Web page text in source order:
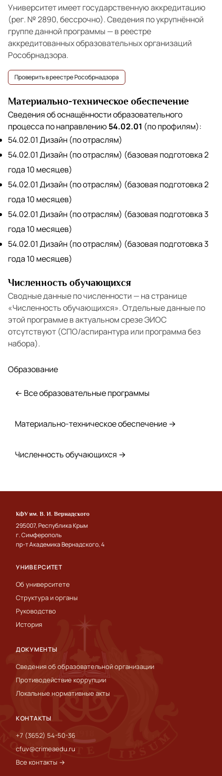
Университет имеет государственную аккредитацию
(рег. № 2890, бессрочно). Сведения по укрупнённой
группе данной программы — в реестре
аккредитованных образовательных организаций
Рособрнадзора.
Проверить в реестре Рособрнадзора
Материально-техническое обеспечение
Сведения об оснащённости образовательного
процесса по направлению 54.02.01 (по профилям):
54.02.01 Дизайн (по отраслям)
54.02.01 Дизайн (по отраслям) (базовая подготовка 2
года 10 месяцев)
54.02.01 Дизайн (по отраслям) (базовая подготовка 2
года 10 месяцев)
54.02.01 Дизайн (по отраслям) (базовая подготовка 3
года 10 месяцев)
54.02.01 Дизайн (по отраслям) (базовая подготовка 3
года 10 месяцев)
Численность обучающихся
Сводные данные по численности — на странице
«Численность обучающихся». Отдельные данные по
этой программе в актуальном срезе ЭИОС
отсутствуют (СПО/аспирантура или программа без
набора).
Образование
← Все образовательные программы
Материально-техническое обеспечение →
Численность обучающихся →
КФУ им. В. И. Вернадского
295007, Республика Крым
г. Симферополь
пр-т Академика Вернадского, 4
УНИВЕРСИТЕТ
Об университете
Структура и органы
Руководство
История
ДОКУМЕНТЫ
Сведения об образовательной организации
Противодействие коррупции
Локальные нормативные акты
КОНТАКТЫ
+7 (3652) 54-50-36
cfuv@crimeaedu.ru
Все контакты →